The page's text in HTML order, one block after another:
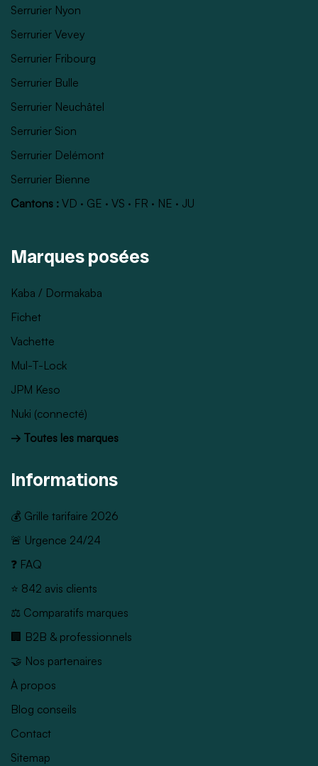
Serrurier Nyon
Serrurier Vevey
Serrurier Fribourg
Serrurier Bulle
Serrurier Neuchâtel
Serrurier Sion
Serrurier Delémont
Serrurier Bienne
Cantons : VD · GE · VS · FR · NE · JU
Marques posées
Kaba / Dormakaba
Fichet
Vachette
Mul-T-Lock
JPM Keso
Nuki (connecté)
→ Toutes les marques
Informations
💰 Grille tarifaire 2026
🚨 Urgence 24/24
❓ FAQ
⭐ 842 avis clients
⚖️ Comparatifs marques
🏢 B2B & professionnels
🤝 Nos partenaires
À propos
Blog conseils
Contact
Sitemap